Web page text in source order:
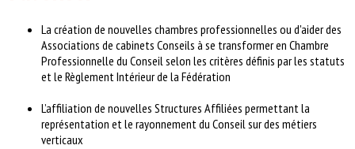
La création de nouvelles chambres professionnelles ou d'aider des
Associations de cabinets Conseils à se transformer en Chambre
Professionnelle du Conseil selon les critères définis par les statuts
et le Règlement Intérieur de la Fédération
L’affiliation de nouvelles Structures Affiliées permettant la
représentation et le rayonnement du Conseil sur des métiers
verticaux